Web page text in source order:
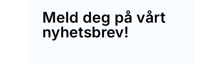
Meld deg på vårt
nyhetsbrev!